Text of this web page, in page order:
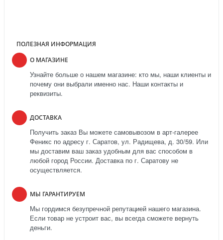
ПОЛЕЗНАЯ ИНФОРМАЦИЯ
О МАГАЗИНЕ
Узнайте больше о нашем магазине: кто мы, наши клиенты и
почему они выбрали именно нас. Наши контакты и
реквизиты.
ДОСТАВКА
Получить заказ Вы можете самовывозом в арт-галерее
Феникс по адресу г. Саратов, ул. Радищева, д. 30/59. Или
мы доставим ваш заказ удобным для вас способом в
любой город России. Доставка по г. Саратову не
осуществляется.
МЫ ГАРАНТИРУЕМ
Мы гордимся безупречной репутацией нашего магазина.
Если товар не устроит вас, вы всегда сможете вернуть
деньги.